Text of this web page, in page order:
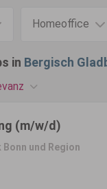
Homeoffice
in Bergisch
(m/w/d)
und Region